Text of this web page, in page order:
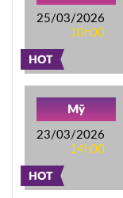
HOT
25/03/2026
10h00
HOT
Mỹ
23/03/2026
14h00